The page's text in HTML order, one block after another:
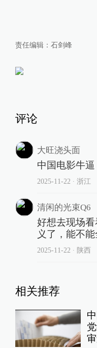
责任编辑： 石剑峰
评论
大旺浇头面
中国电影牛逼
2025-11-22 ∙ 浙江
清闲的光束Q6
好想去现场
义了，能不
2025-11-22 ∙ 陕西
相关推荐